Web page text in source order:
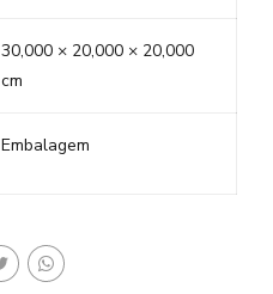
30,000 × 20,000 × 20,000
cm
Embalagem